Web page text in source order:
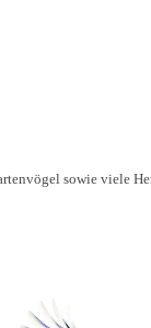
sowie viele